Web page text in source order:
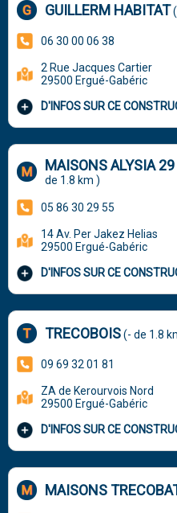
GUILLERM HABITAT
06 30 00 06 38
2 Rue Jacques Cartier
29500 Ergué-Gabéric
D'INFOS SUR CE
MAISONS ALYSIA
de 1.8 km )
05 86 30 29 55
14 Av. Per Jakez Helias
29500 Ergué-Gabéric
D'INFOS SUR CE
TRECOBOIS(- de 1.8
09 69 32 01 81
ZA de Kerourvois Nord
29500 Ergué-Gabéric
D'INFOS SUR CE
MAISONS